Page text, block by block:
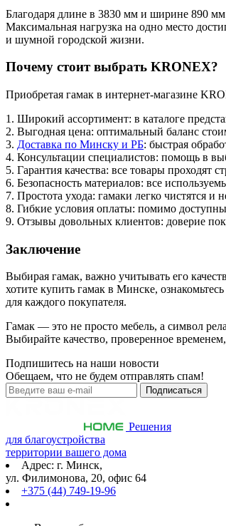
Благодаря длине в 3830 мм и ширине 890 мм
Максимальная нагрузка на одно место
и шумной городской жизни.
Почему стоит выбрать KRONEX?
Приобретая гамак в интернет-магазине
1. Широкий ассортимент: в каталоге
2. Выгодная цена: оптимальный баланс
3. Доставка по Минску и РБ: быстрая
4. Консультации специалистов: помощь в
5. Гарантия качества: все товары проходят
6. Безопасность материалов: все
7. Простота ухода: гамаки легко чистятся
8. Гибкие условия оплаты: помимо
9. Отзывы довольных клиентов: доверие
Заключение
Выбирая гамак, важно учитывать его
хотите купить гамак в Минске,
для каждого покупателя.
Гамак — это не просто мебель, а символ
Выбирайте качество, проверенное
Подпишитесь на наши новости
Обещаем, что не будем отправлять спам!
Решения
для благоустройства
территории вашего дома
Адрес: г. Минск,
ул. Филимонова, 20, офис 64
+375 (44) 749-19-96